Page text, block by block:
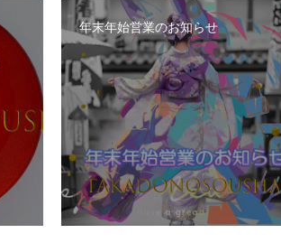
年末年始営業のお知らせ